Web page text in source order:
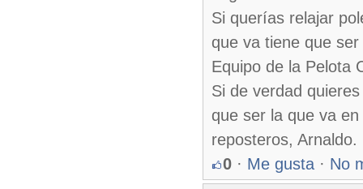
Si querías relajar
que va tiene que
Equipo de la Pelota
Si de verdad
que ser la que va
reposteros, Arnaldo.
0 · Me gusta · No